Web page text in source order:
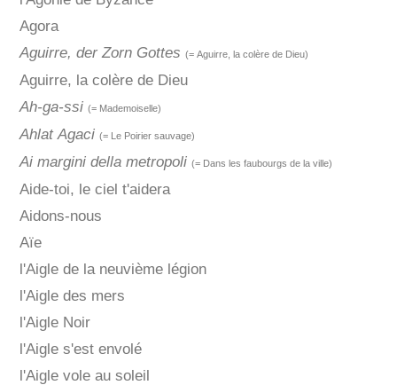
Agora
Aguirre, der Zorn Gottes (= Aguirre, la colère de Dieu)
Aguirre, la colère de Dieu
Ah-ga-ssi (= Mademoiselle)
Ahlat Agaci (= Le Poirier sauvage)
Ai margini della metropoli (= Dans les faubourgs de la ville)
Aide-toi, le ciel t'aidera
Aidons-nous
Aïe
l'Aigle de la neuvième légion
l'Aigle des mers
l'Aigle Noir
l'Aigle s'est envolé
l'Aigle vole au soleil